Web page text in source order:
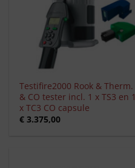
Testifire2000 Rook & Therm.
& CO tester incl. 1 x TS3 en 1
x TC3 CO capsule
€ 3.375,00